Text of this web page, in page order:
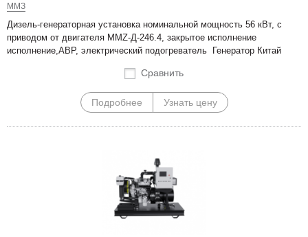
ММЗ
Дизель-генераторная установка номинальной мощность 56 кВт, с
приводом от двигателя MMZ-Д-246.4, закрытое исполнение
исполнение,АВР, электрический подогреватель Генератор Китай
Сравнить
Подробнее Узнать цену